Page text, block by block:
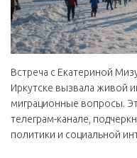
Встреча с Екатериной
Иркутске вызвала живой
миграционные вопросы.
телеграм-канале,
политики и социальной